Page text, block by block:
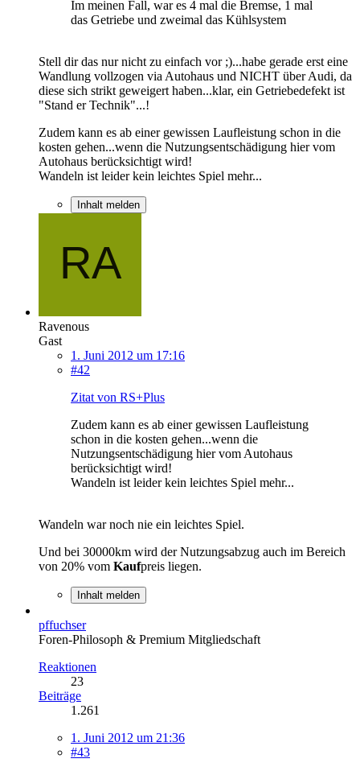
Im meinen Fall, war es 4 mal die Bremse, 1 mal
das Getriebe und zweimal das Kühlsystem
Stell dir das nur nicht zu einfach vor ;)...habe gerade erst eine
Wandlung vollzogen via Autohaus und NICHT über Audi, da
diese sich strikt geweigert haben...klar, ein Getriebedefekt ist
"Stand er Technik"...!
Zudem kann es ab einer gewissen Laufleistung schon in die
kosten gehen...wenn die Nutzungsentschädigung hier vom
Autohaus berücksichtigt wird!
Wandeln ist leider kein leichtes Spiel mehr...
Inhalt melden
Ravenous
Gast
1. Juni 2012 um 17:16
#42
Zitat von RS+Plus
Zudem kann es ab einer gewissen Laufleistung
schon in die kosten gehen...wenn die
Nutzungsentschädigung hier vom Autohaus
berücksichtigt wird!
Wandeln ist leider kein leichtes Spiel mehr...
Wandeln war noch nie ein leichtes Spiel.
Und bei 30000km wird der Nutzungsabzug auch im Bereich
von 20% vom Kaufpreis liegen.
Inhalt melden
pffuchser
Foren-Philosoph & Premium Mitgliedschaft
Reaktionen
23
Beiträge
1.261
1. Juni 2012 um 21:36
#43